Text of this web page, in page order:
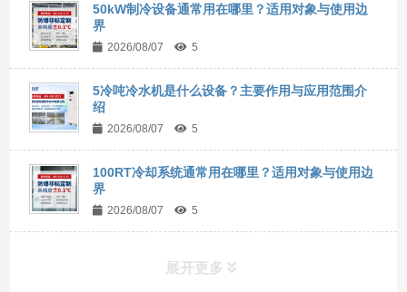
50kW制冷设备通常用在哪里？适用对象与使用边
界
2026/08/07 5
5冷吨冷水机是什么设备？主要作用与应用范围介
绍
2026/08/07 5
100RT冷却系统通常用在哪里？适用对象与使用边
界
2026/08/07 5
展开更多